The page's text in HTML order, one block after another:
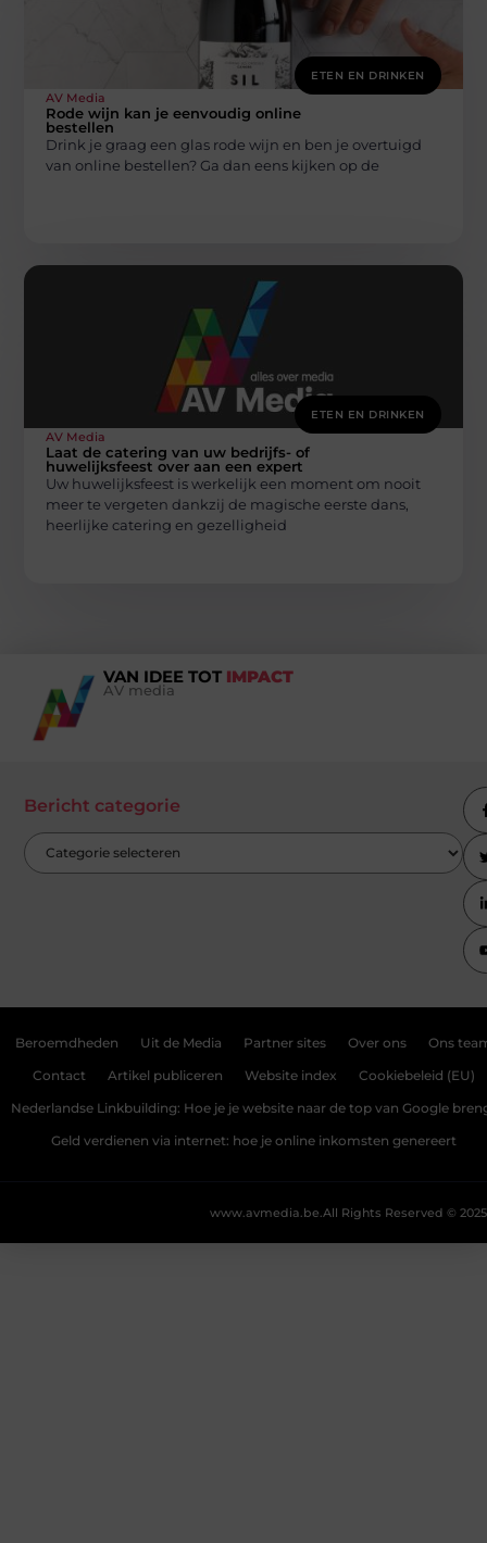
ETEN EN DRINKEN
AV Media
Rode wijn kan je eenvoudig online
bestellen
Drink je graag een glas rode wijn en ben je overtuigd
van online bestellen? Ga dan eens kijken op de
ETEN EN DRINKEN
AV Media
Laat de catering van uw bedrijfs- of
huwelijksfeest over aan een expert
Uw huwelijksfeest is werkelijk een moment om nooit
meer te vergeten dankzij de magische eerste dans,
heerlijke catering en gezelligheid
VAN IDEE TOT IMPACT
AV media
Bericht categorie
Beroemdheden Uit de Media Partner sites Over ons Ons
Contact Artikel publiceren Website index Cookiebeleid (EU)
Nederlandse Linkbuilding: Hoe je je website naar de top van Google
Geld verdienen via internet: hoe je online inkomsten genereert
All Rights Reserved © 2025
www.avmedia.be.